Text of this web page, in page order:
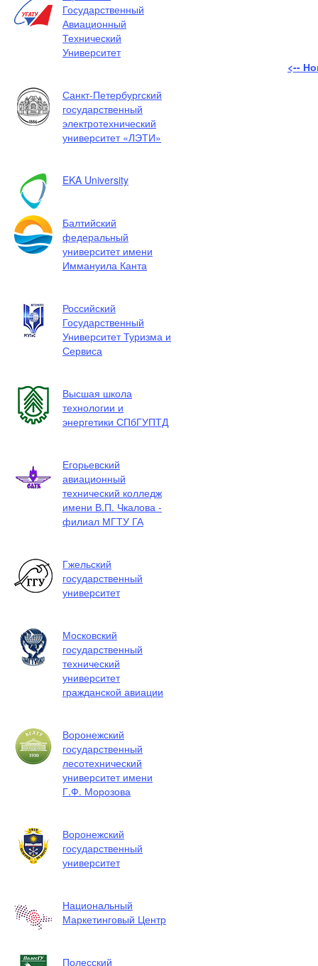
Государственный
Авиационный
Технический
Университет
Санкт-Петербургский
государственный
электротехнический
университет «ЛЭТИ»
EKA University
Балтийский
федеральный
университет имени
Иммануила Канта
Российский
Государственный
Университет Туризма и
Сервиса
Высшая школа
технологии и
энергетики СПбГУПТД
Егорьевский
авиационный
технический колледж
имени В.П. Чкалова -
филиал МГТУ ГА
Гжельский
государственный
университет
Московский
государственный
технический
университет
гражданской авиации
Воронежский
государственный
лесотехнический
университет имени
Г.Ф. Морозова
Воронежский
государственный
университет
Национальный
Маркетинговый Центр
Полесский
<--